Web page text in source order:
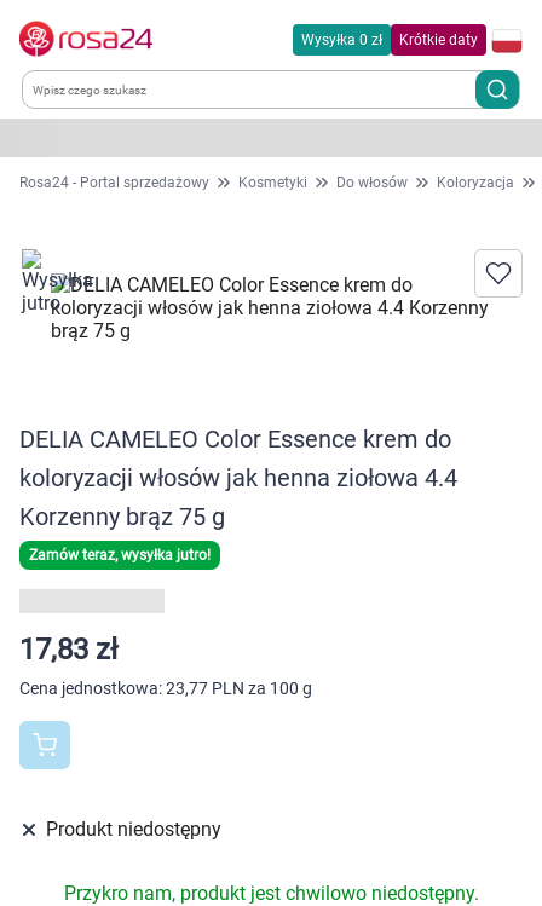
Wysyłka 0 zł Krótkie daty
Kategorie
Dla zwierząt
Kobieta w ciąży i mama
Dziecko
Kosmetyki
Mężczyzna
Rosa24 - Portal sprzedażowy Kosmetyki Do włosów Koloryzacja
DELIA CAMELEO Color Essence krem do
koloryzacji włosów jak henna ziołowa 4.4
Korzenny brąz 75 g
Zamów teraz, wysyłka jutro!
17,83 zł
Cena jednostkowa:23,77 PLN za 100 g
Produkt niedostępny
Przykro nam, produkt jest chwilowo niedostępny.